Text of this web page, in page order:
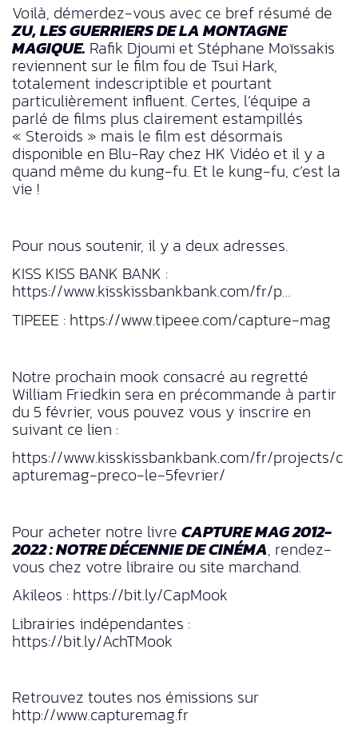
Voilà, démerdez-vous avec ce bref résumé de
ZU, LES GUERRIERS DE LA MONTAGNE
MAGIQUE. Rafik Djoumi et Stéphane Moïssakis
reviennent sur le film fou de Tsui Hark,
totalement indescriptible et pourtant
particulièrement influent. Certes, l’équipe a
parlé de films plus clairement estampillés
« Steroids » mais le film est désormais
disponible en Blu-Ray chez HK Vidéo et il y a
quand même du kung-fu. Et le kung-fu, c’est la
vie !
Pour nous soutenir, il y a deux adresses.
KISS KISS BANK BANK :
https://www.kisskissbankbank.com/fr/p…
TIPEEE : https://www.tipeee.com/capture-mag
Notre prochain mook consacré au regretté
William Friedkin sera en précommande à partir
du 5 février, vous pouvez vous y inscrire en
suivant ce lien :
https://www.kisskissbankbank.com/fr/projects/c
apturemag-preco-le-5fevrier/
Pour acheter notre livre CAPTURE MAG 2012-
2022 : NOTRE DÉCENNIE DE CINÉMA, rendez-
vous chez votre libraire ou site marchand.
Akileos : https://bit.ly/CapMook
Librairies indépendantes :
https://bit.ly/AchTMook
Retrouvez toutes nos émissions sur
http://www.capturemag.fr